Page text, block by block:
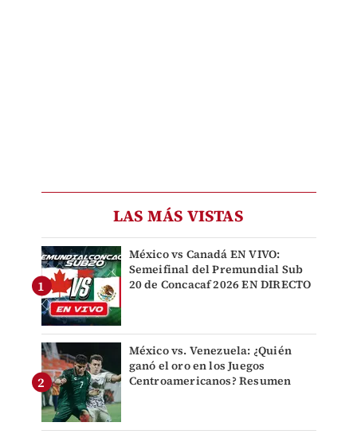
LAS MÁS VISTAS
México vs Canadá EN VIVO:
Semeifinal del Premundial Sub
20 de Concacaf 2026 EN DIRECTO
México vs. Venezuela: ¿Quién
ganó el oro en los Juegos
Centroamericanos? Resumen